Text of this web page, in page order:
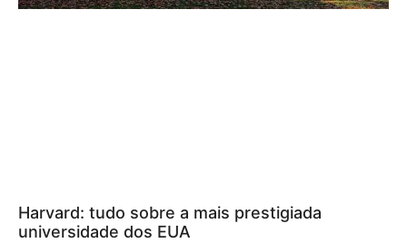
Harvard: tudo sobre a mais prestigiada
universidade dos EUA